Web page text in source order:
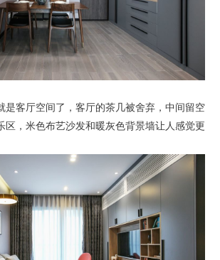
是客厅空间了，客厅的茶几被舍弃，中间留空
区，米色布艺沙发和暖灰色背景墙让人感觉更